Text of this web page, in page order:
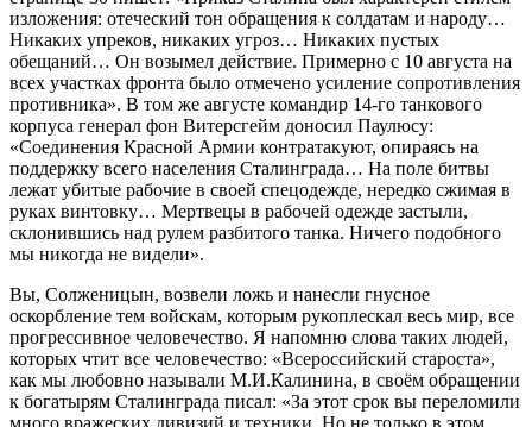
изложения: отеческий тон обращения к солдатам и народу…
Никаких упреков, никаких угроз… Никаких пустых
обещаний… Он возымел действие. Примерно с 10 августа на
всех участках фронта было отмечено усиление сопротивления
противника». В том же августе командир 14-го танкового
корпуса генерал фон Витерсгейм доносил Паулюсу:
«Соединения Красной Армии контратакуют, опираясь на
поддержку всего населения Сталинграда… На поле битвы
лежат убитые рабочие в своей спецодежде, нередко сжимая в
руках винтовку… Мертвецы в рабочей одежде застыли,
склонившись над рулем разбитого танка. Ничего подобного
мы никогда не видели».
Вы, Солженицын, возвели ложь и нанесли гнусное
оскорбление тем войскам, которым рукоплескал весь мир, все
прогрессивное человечество. Я напомню слова таких людей,
которых чтит все человечество: «Всероссийский староста»,
как мы любовно называли М.И.Калинина, в своём обращении
к богатырям Сталинграда писал: «За этот срок вы переломили
много вражеских дивизий и техники. Но не только в этом